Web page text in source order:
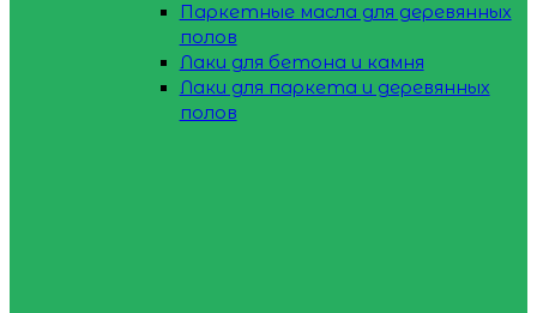
Паркетные масла для деревянных
полов
Лаки для бетона и камня
Лаки для паркета и деревянных
полов